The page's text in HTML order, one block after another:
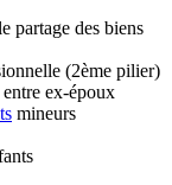
partage des biens
(2ème pilier)
ex-époux
mineurs